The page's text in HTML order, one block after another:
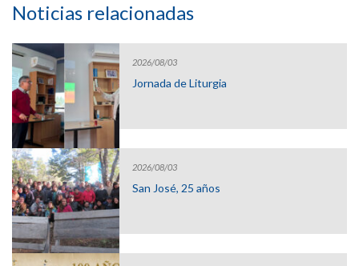
Noticias relacionadas
2026/08/03
Jornada de Liturgia
2026/08/03
San José, 25 años